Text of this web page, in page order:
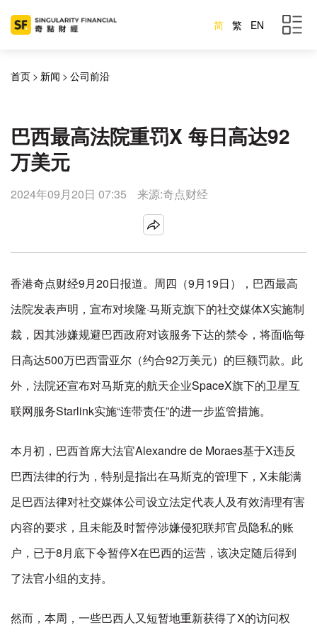
简 繁 EN
首页 > 新闻 > 公司前沿
巴西最高法院重罚X 每日高达92
万美元
2024年09月20日 07:35 来源:奇点财经
香港奇点财经9月20日报道。周四（9月19日），巴西最高
法院发表声明，宣布对埃隆·马斯克旗下的社交媒体X实施制
裁，因其涉嫌规避巴西政府对该服务下达的禁令，将面临每
日高达500万巴西雷亚尔（约合92万美元）的巨额罚款。此
外，法院还宣布对马斯克的航天企业SpaceX旗下的卫星互
联网服务Starlink实施“连带责任”的进一步监管措施。
本月初，巴西首席大法官Alexandre de Moraes基于X违反
巴西法律的行为，特别是指出在马斯克的管理下，X未能满
足巴西法律对社交媒体公司设立法定代表人及有效清理有害
内容的要求，且未能及时暂停涉嫌侵犯联邦官员隐私的账
户，已于8月底下令暂停X在巴西的运营，该决定随后得到
了法官小组的支持。
然而，本周，一些巴西人又短暂地重新获得了X的访问权